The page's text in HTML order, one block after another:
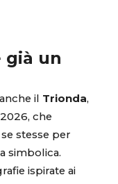
già un
il Trionda,
che
stesse per
simbolica.
ispirate ai